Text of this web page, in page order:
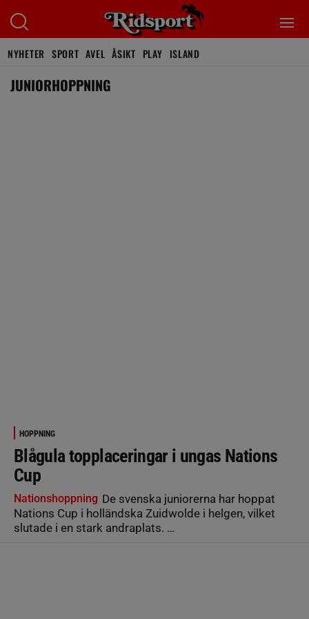
NYHETER SPORT AVEL ÅSIKT PLAY ISLAND
JUNIORHOPPNING
HOPPNING
Blågula topplaceringar i ungas Nations
Cup
Nationshoppning De svenska juniorerna har hoppat
Nations Cup i holländska Zuidwolde i helgen, vilket
slutade i en stark andraplats. …